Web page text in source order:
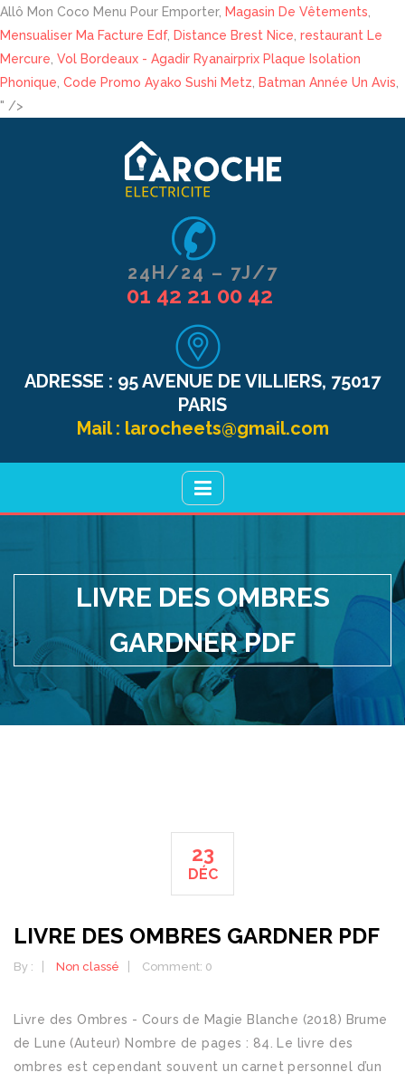
Allô Mon Coco Menu Pour Emporter, Magasin De Vêtements
Mensualiser Ma Facture Edf, Distance Brest Nice restaurant Le
Mercure Vol Bordeaux - Agadir Ryanairprix Plaque Isolation
Phonique Code Promo Ayako Sushi Metz Batman Année Un Avis
" />
24H/24 – 7J/7
01 42 21 00 42
ADRESSE : 95 AVENUE DE VILLIERS, 75017
PARIS
Mail : larocheets@gmail.com
LIVRE DES OMBRES
GARDNER PDF
23
DÉC
LIVRE DES OMBRES GARDNER PDF
By : Non classé Comment: 0
Livre des Ombres - Cours de Magie Blanche (2018) Brume
de Lune (Auteur) Nombre de pages : 84. Le livre des
ombres est cependant souvent un carnet personnel d’un